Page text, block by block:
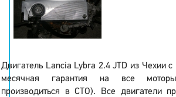
Двигатель Lancia Lybra 2.4 JTD из Чехии
месячная гарантия на все
производиться в СТО). Все двигатели